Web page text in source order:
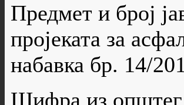
Предмет и број
пројеката за
набавка бр. 14/
Шифра из општег